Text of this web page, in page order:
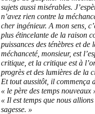
sujets aussi misérables.
n’avez rien contre la
cher ingénieur. A mon sens,
plus étincelante de la raison
puissances des ténèbres et de
méchanceté, monsieur, est
critique, et la critique est à
progrès et des lumières de la
Et tout aussitôt, il commença
« le père des temps nouveaux
« Il est temps que nous
sagesse. »